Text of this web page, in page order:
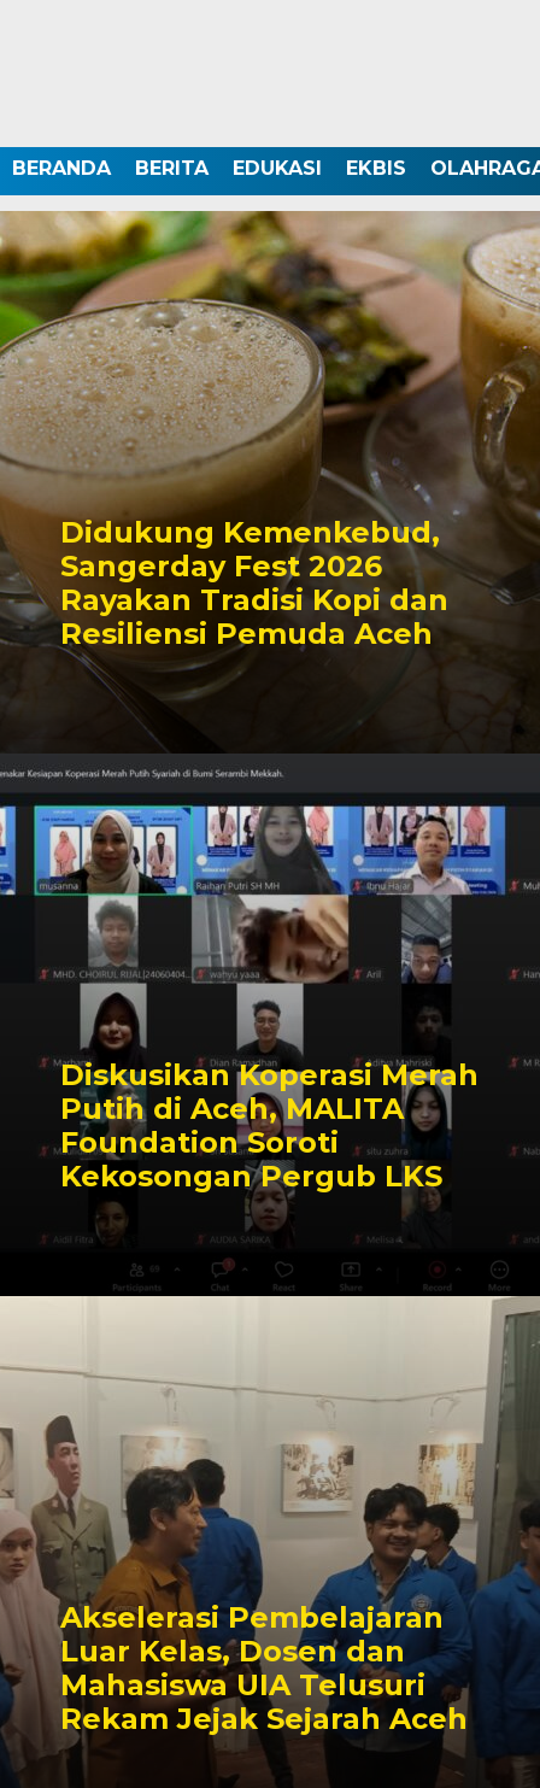
BERANDA BERITA EDUKASI EKBIS
Didukung Kemenkebud,
Sangerday Fest 2026
Rayakan Tradisi Kopi dan
Resiliensi Pemuda Aceh
Diskusikan Koperasi Merah
Putih di Aceh, MALITA
Foundation Soroti
Kekosongan Pergub LKS
Akselerasi Pembelajaran
Luar Kelas, Dosen dan
Mahasiswa UIA Telusuri
Rekam Jejak Sejarah Aceh